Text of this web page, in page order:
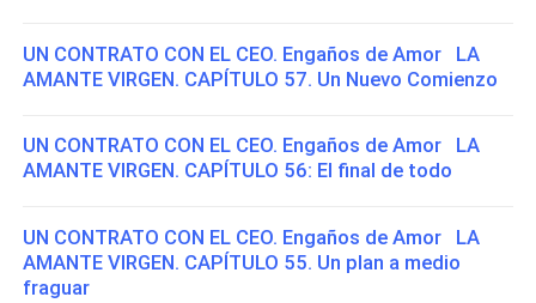
UN CONTRATO CON EL CEO. Engaños de Amor LA
AMANTE VIRGEN. CAPÍTULO 57. Un Nuevo Comienzo
UN CONTRATO CON EL CEO. Engaños de Amor LA
AMANTE VIRGEN. CAPÍTULO 56: El final de todo
UN CONTRATO CON EL CEO. Engaños de Amor LA
AMANTE VIRGEN. CAPÍTULO 55. Un plan a medio
fraguar